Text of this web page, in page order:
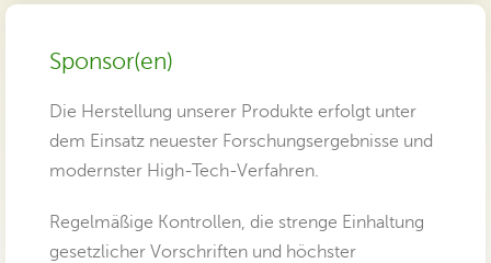
Sponsor(en)
Die Herstellung unserer Produkte erfolgt unter
dem Einsatz neuester Forschungsergebnisse und
modernster High-Tech-Verfahren.
Regelmäßige Kontrollen, die strenge Einhaltung
gesetzlicher Vorschriften und höchster